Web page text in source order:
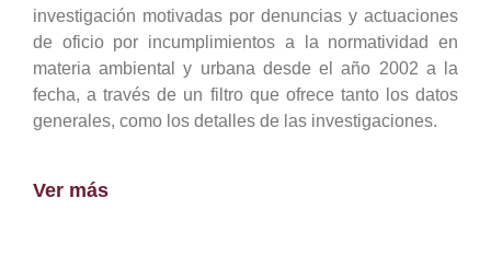
investigación motivadas por denuncias y actuaciones
de oficio por incumplimientos a la normatividad en
materia ambiental y urbana desde el año 2002 a la
fecha, a través de un filtro que ofrece tanto los datos
generales, como los detalles de las investigaciones.
Ver más